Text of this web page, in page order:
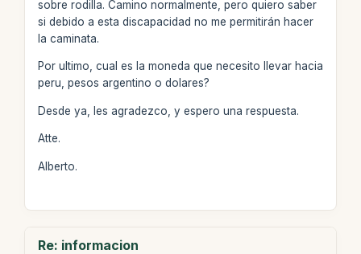
sobre rodilla. Camino normalmente, pero quiero saber
si debido a esta discapacidad no me permitirán hacer
la caminata.
Por ultimo, cual es la moneda que necesito llevar hacia
peru, pesos argentino o dolares?
Desde ya, les agradezco, y espero una respuesta.
Atte.
Alberto.
Re: informacion